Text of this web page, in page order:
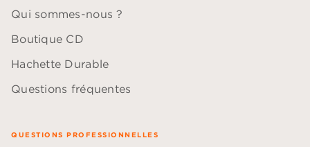
Qui sommes-nous ?
Boutique CD
Hachette Durable
Questions fréquentes
QUESTIONS PROFESSIONNELLES